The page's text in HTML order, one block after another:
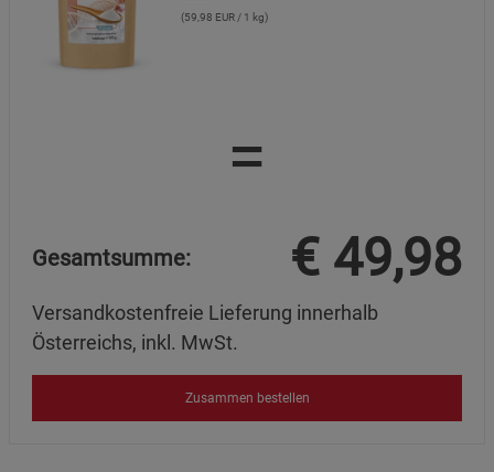
(59,98 EUR / 1 kg)
=
Gesamtsumme: € 49,98
Versandkostenfreie Lieferung innerhalb
Österreichs, inkl. MwSt.
Zusammen bestellen